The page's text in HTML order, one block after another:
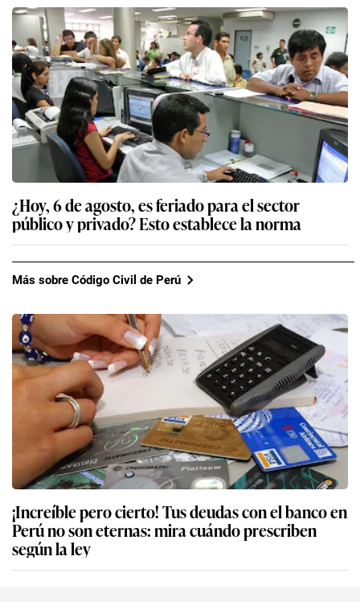
¿Hoy, 6 de agosto, es feriado para el sector
público y privado? Esto establece la norma
Más sobre Código Civil de Perú
¡Increíble pero cierto! Tus deudas con el banco en
Perú no son eternas: mira cuándo prescriben
según la ley